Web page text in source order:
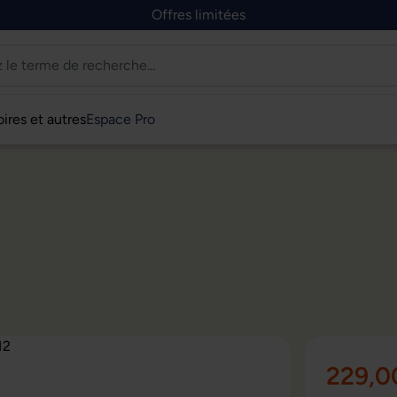
Offres limitées
et autresEspace Pro